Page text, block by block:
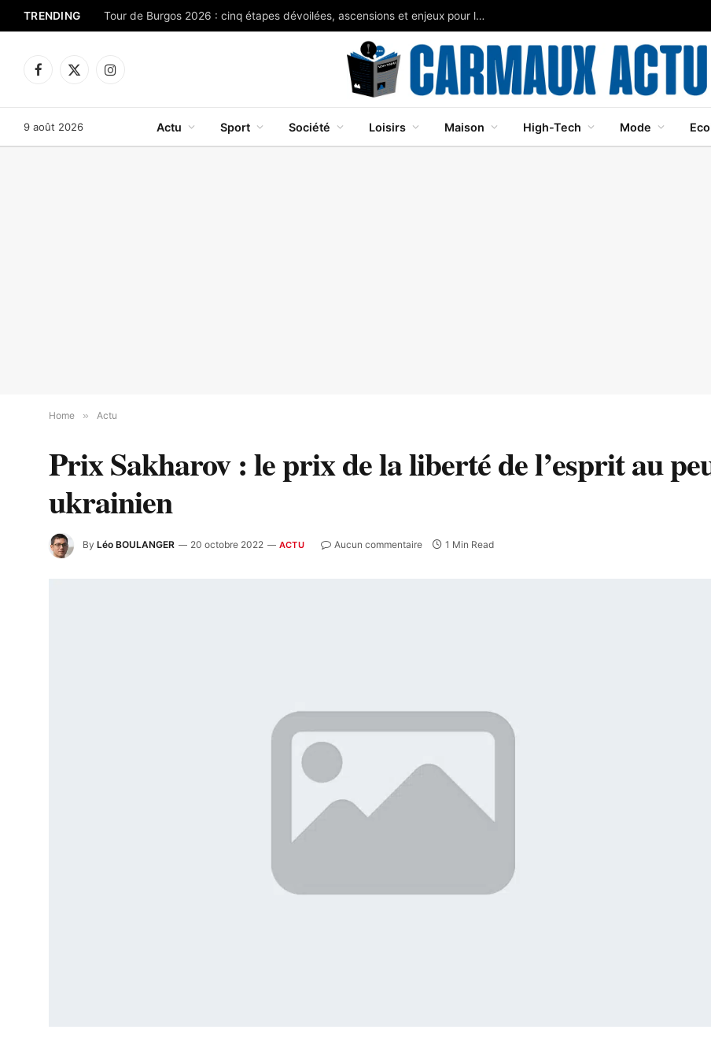
TRENDING Tour de Burgos 2026 : cinq étapes dévoilées, ascensions et enjeux pour le général
Facebook
X
Instagram
9 août 2026 Actu Sport Société Loisirs Maison High-Tech Mode
Home » Actu
Prix Sakharov : le prix de la liberté de l’esprit au
ukrainien
By Léo BOULANGER 20 octobre 2022 ACTU Aucun commentaire 1 Min Read